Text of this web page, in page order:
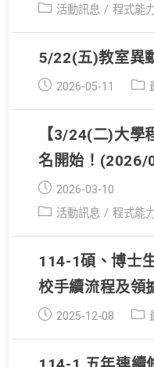
Post
活動訊息 / 程式能
5/22(五)教室異
Post
2026-05-11
Post
【3/24(二)大學
名開始！(2026/
Post
published:
2026-03-10
Post
活動訊息 / 程式能
114-1碩、博士
校手續流程及領
Post
2025-12-08 Post